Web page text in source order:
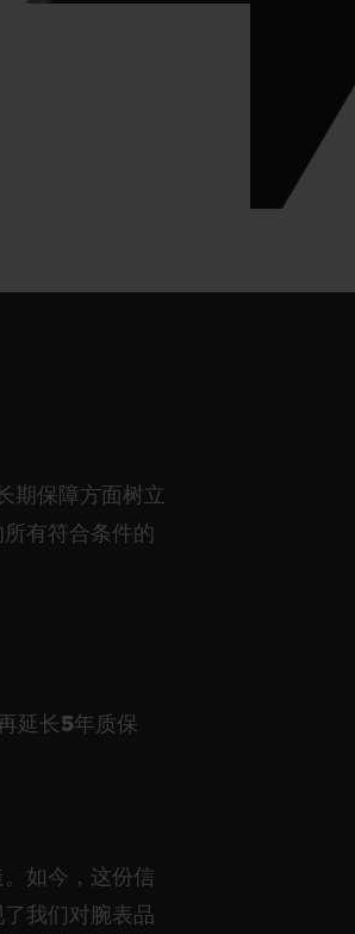
期保障方面树立
有符合条件的
延长5年质保
如今，这份信
我们对腕表品